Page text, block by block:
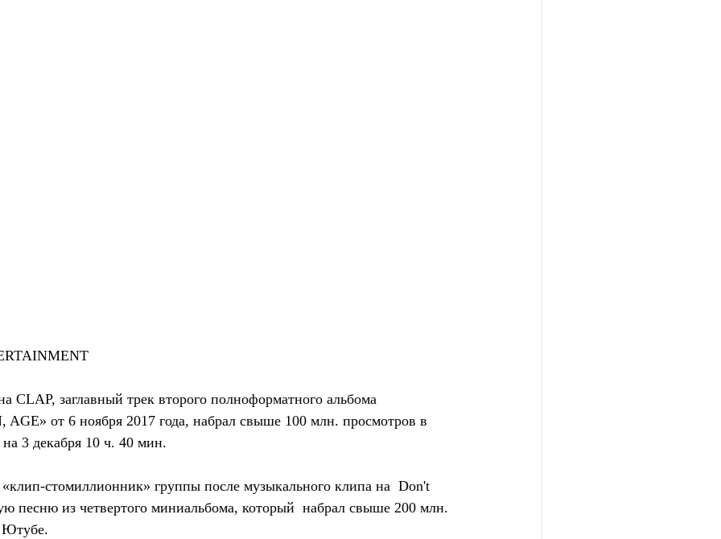
CLAP, заглавный трек второго полноформатного альбома
AGE» от 6 ноября 2017 года, набрал свыше 100 млн. просмотров в
3 декабря 10 ч. 40 мин.
стомиллионник» группы после музыкального клипа на  Don't
песню из четвертого миниальбома, который  набрал свыше 200 млн.
Ютубе.